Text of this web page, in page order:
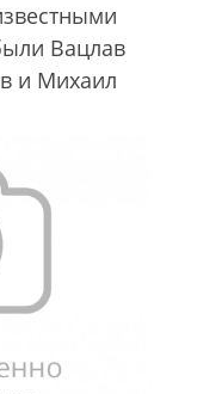
Вацлав
и Михаил